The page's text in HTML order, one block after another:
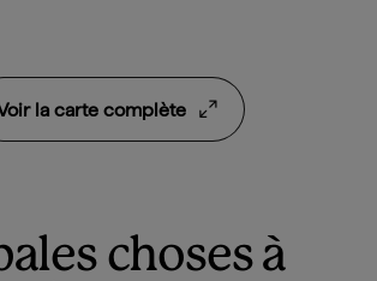
la carte complète
choses à